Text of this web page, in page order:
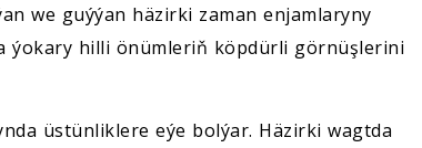
we guýýan häzirki zaman enjamlaryny
ýokary hilli önümleriň köpdürli görnüşlerini
üstünliklere eýe bolýar. Häzirki wagtda